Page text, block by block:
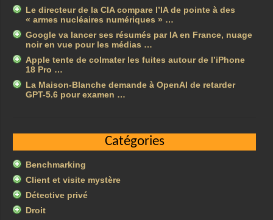
Le directeur de la CIA compare l’IA de pointe à des
« armes nucléaires numériques » …
Google va lancer ses résumés par IA en France, nuage
noir en vue pour les médias …
Apple tente de colmater les fuites autour de l’iPhone
18 Pro …
La Maison-Blanche demande à OpenAI de retarder
GPT-5.6 pour examen …
Catégories
Benchmarking
Client et visite mystère
Détective privé
Droit